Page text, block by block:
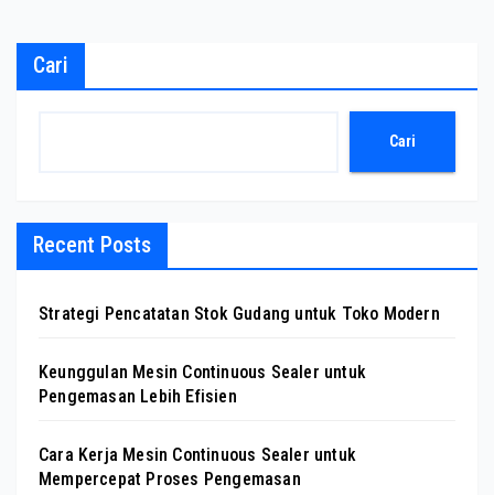
Cari
Cari
Recent Posts
Strategi Pencatatan Stok Gudang untuk Toko Modern
Keunggulan Mesin Continuous Sealer untuk
Pengemasan Lebih Efisien
Cara Kerja Mesin Continuous Sealer untuk
Mempercepat Proses Pengemasan